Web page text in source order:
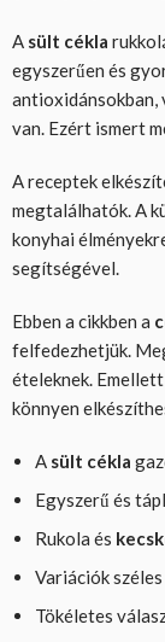
A sült cékla
egyszerűen és
antioxidánsokban,
van. Ezért ismert
A receptek
megtalálhatók. A
konyhai
segítségével.
Ebben a cikkben a
felfedezhetjük.
ételeknek.
könnyen
A sült cékla
Egyszerű és
Rukola és
Variációk
Tökéletes